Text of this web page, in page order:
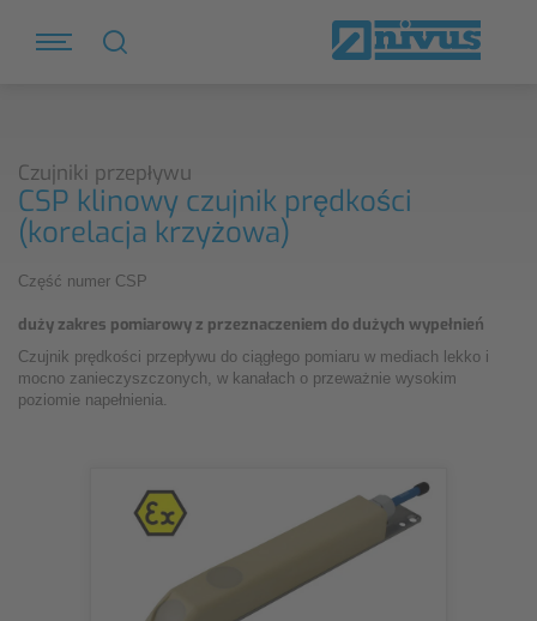
Czujniki przepływu
CSP klinowy czujnik prędkości
(korelacja krzyżowa)
Część numer CSP
duży zakres pomiarowy z przeznaczeniem do dużych wypełnień
Czujnik prędkości przepływu do ciągłego pomiaru w mediach lekko i
mocno zanieczyszczonych, w kanałach o przeważnie wysokim
poziomie napełnienia.